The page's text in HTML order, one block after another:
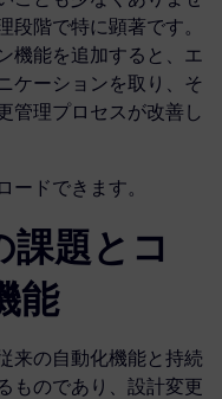
段階で特に顕著です。
機能を追加すると、エ
ケーションを取り、そ
管理プロセスが改善し
ードできます。
課題とコ
能
来の自動化機能と持続
ものであり、設計変更